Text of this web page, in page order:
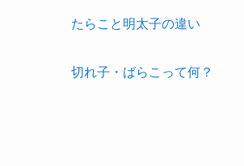
たらこと明太子の違い
切れ子・ばらこって何？